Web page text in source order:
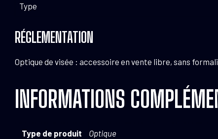
Type
RÉGLEMENTATION
Optique de visée : accessoire en vente libre, sans
INFORMATIONS
Type de produit Optique